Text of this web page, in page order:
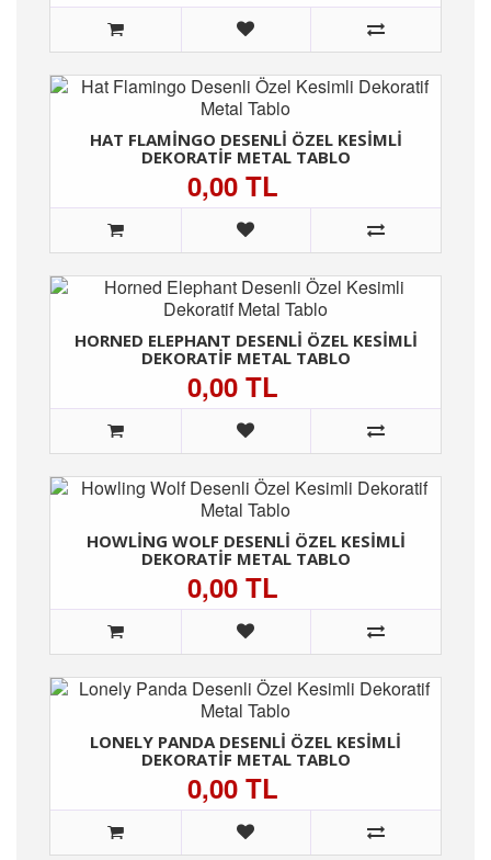
HAT FLAMINGO DESENLI ÖZEL KESIMLI
DEKORATIF METAL TABLO
0,00 TL
HORNED ELEPHANT DESENLI ÖZEL KESIMLI
DEKORATIF METAL TABLO
0,00 TL
HOWLING WOLF DESENLI ÖZEL KESIMLI
DEKORATIF METAL TABLO
0,00 TL
LONELY PANDA DESENLI ÖZEL KESIMLI
DEKORATIF METAL TABLO
0,00 TL